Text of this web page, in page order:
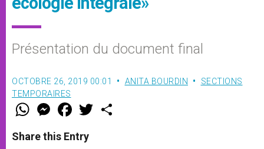
Présentation du document final
OCTOBRE 26, 2019 00:01 ANITA BOURDIN
SECTIONS
TEMPORAIRES
W
t
s
M
e
s
e
F
a
e
b
w
Share this Entry